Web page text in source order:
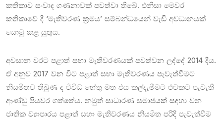
කතිකාව සංවාද ගණනාවක් පවත්වා තිබේ. එනිසා මෙවර
කතිකාවේ දී ‘මැතිවරණ ක්‍රමය’ සම්බන්ධයෙන් වැඩි අවධානයක්
යොමු කළ යුතුය.
අවසාන වරට පළාත් සභා මැතිවරණයක් පවත්වන ලද්දේ 2014 දීය.
ඒ අනුව 2017 වන විට පළාත් සභා මැතිවරණය පැවැත්වීමට
නියමිතව තිබුණ ද විවිධ හේතු මත එය කල්දැමීමට එවකට පැවැති
ආණ්ඩු පියවර ගත්තේය. නමුත් සාධාරණ සමාජයක් සඳහා වන
ජාතික ව්‍යාපාරය පළාත් සභා මැතිවරණය නියමිත පරිදි පැවැත්වීම